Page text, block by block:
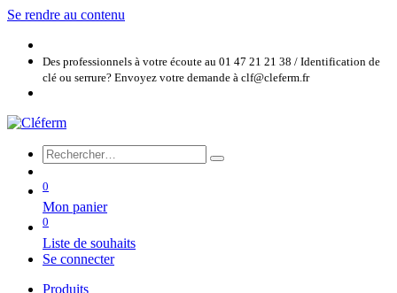
Se rendre au contenu
Des professionnels à votre écoute au 01 47 21 21 38 / Identification de
clé ou serrure? Envoyez votre demande à clf@cleferm.fr
0
Mon panier
0
Liste de souhaits
Se connecter
Produits